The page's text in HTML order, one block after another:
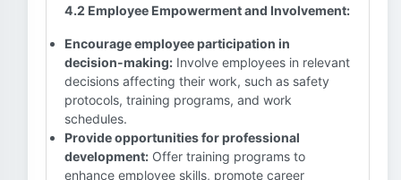
4.2 Employee Empowerment and Involvement:
Encourage employee participation in
decision-making: Involve employees in relevant
decisions affecting their work, such as safety
protocols, training programs, and work
schedules.
Provide opportunities for professional
development: Offer training programs to
enhance employee skills, promote career